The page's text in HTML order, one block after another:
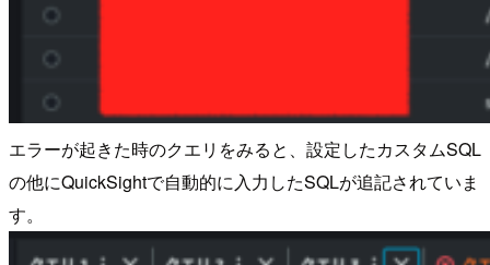
エラーが起きた時のクエリをみると、設定したカスタムSQL
の他にQuickSightで自動的に入力したSQLが追記されていま
す。